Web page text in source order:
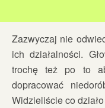
Zazwyczaj nie
ich działalności.
trochę też po to
dopracować
Widzieliście co